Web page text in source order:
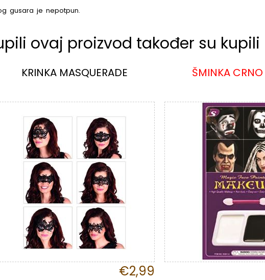
gusara je nepotpun.
ovaj proizvod također su kupili
KRINKA MASQUERADE
€2,99
ŠMINKA CRNO